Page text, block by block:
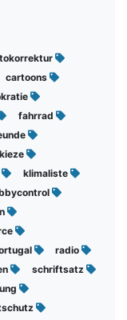
cartoons
fahrrad
klimaliste
radio
schriftsatz